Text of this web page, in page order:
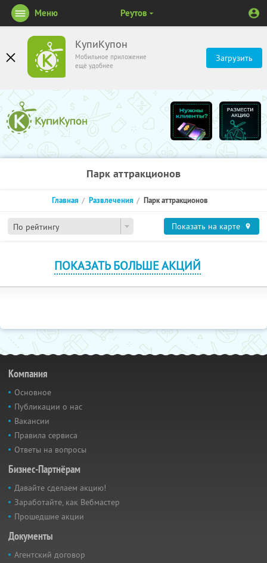
КупиКупон
Мобильное приложение
ещё удобнее
Загрузить
Меню Реутов
Парк аттракционов
По рейтингу
Главная Развлечения Парк аттракционов
Показать на карте
ПОКАЗАТЬ БОЛЬШЕ АКЦИЙ
Компания
Основное
Публикации о нас
Вакансии
Правила сервиса
Ответы на вопросы
Бизнес-Партнёрам
Давайте сделаем акцию!
Заработайте, как Вебмастер
Прошедшие акции
Документы
Агентский договор